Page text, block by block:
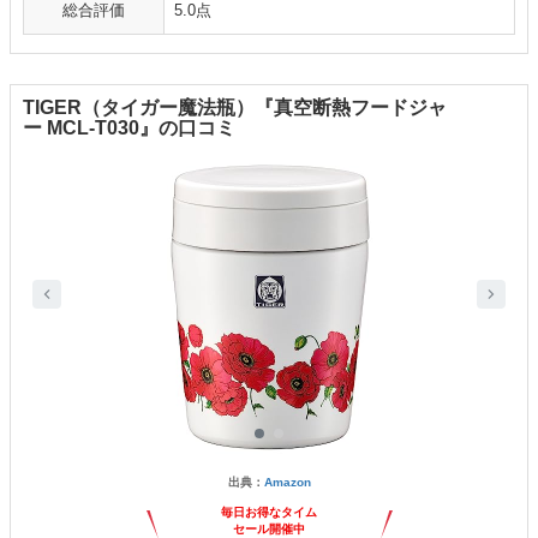
総合評価 5.0点
TIGER（タイガー魔法瓶）『真空断熱フードジャ
ー MCL-T030』の口コミ
出典： Amazon
毎日お得なタイム
セール開催中